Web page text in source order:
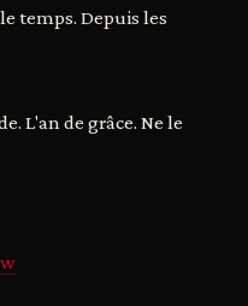
temps. Depuis les
L'an de grâce. Ne le